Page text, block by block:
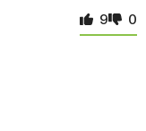
9 0